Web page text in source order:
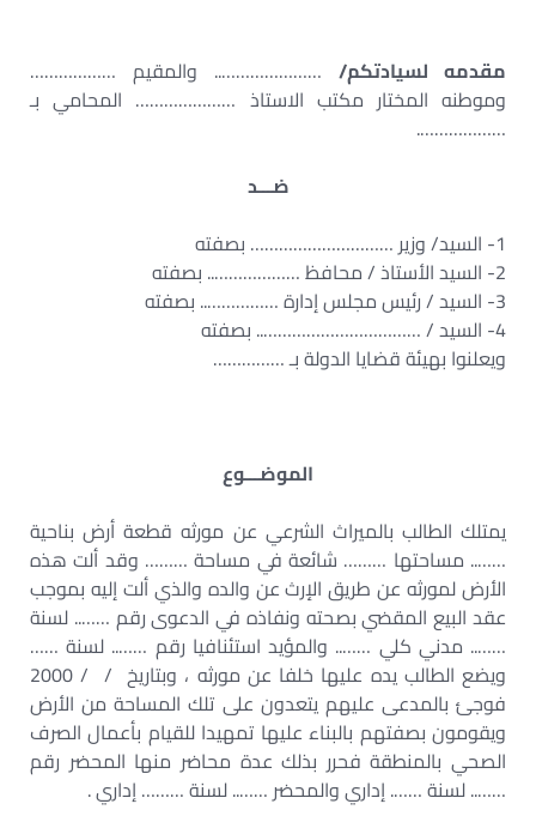
مقدمه لسيادتكم/ ………………….. والمقيم ………………
وموطنه المختار مكتب الاستاذ ………………… المحامي بـ
……………….
ضـــد
1- السيد/ وزير ………………………… بصفته
2- السيد الأستاذ / محافظ ……………….. بصفته
3- السيد / رئيس مجلس إدارة …………….. بصفته
4- السيد / …………………………….. بصفته
ويعلنوا بهيئة قضايا الدولة بـ ……………
الموضـــوع
يمتلك الطالب بالميراث الشرعي عن مورثه قطعة أرض بناحية
…….. مساحتها ……… شائعة في مساحة ……… وقد ألت هذه
الأرض لمورثه عن طريق الإرث عن والده والذي ألت إليه بموجب
عقد البيع المقضي بصحته ونفاذه في الدعوى رقم …….. لسنة
…….. مدني كلي …….. والمؤيد استئنافيا رقم …….. لسنة ……
ويضع الطالب يده عليها خلفا عن مورثه ، وبتاريخ / / 2000
فوجئ بالمدعى عليهم يتعدون على تلك المساحة من الأرض
ويقومون بصفتهم بالبناء عليها تمهيدا للقيام بأعمال الصرف
الصحي بالمنطقة فحرر بذلك عدة محاضر منها المحضر رقم
…….. لسنة ……. إداري والمحضر …….. لسنة ……… إداري .